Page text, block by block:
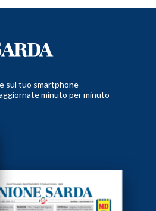
sul tuo smartphone
minuto per minuto